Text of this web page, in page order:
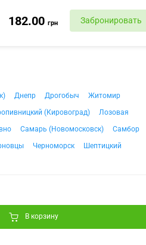
182.00 грн Забронировать
Днепр Дрогобыч
Житомир
(Кировоград)
Лозовая
Самарь (Новомосковск)
Самбор
Черноморск Шептицкий
В корзину